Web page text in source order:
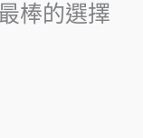
棒的選擇